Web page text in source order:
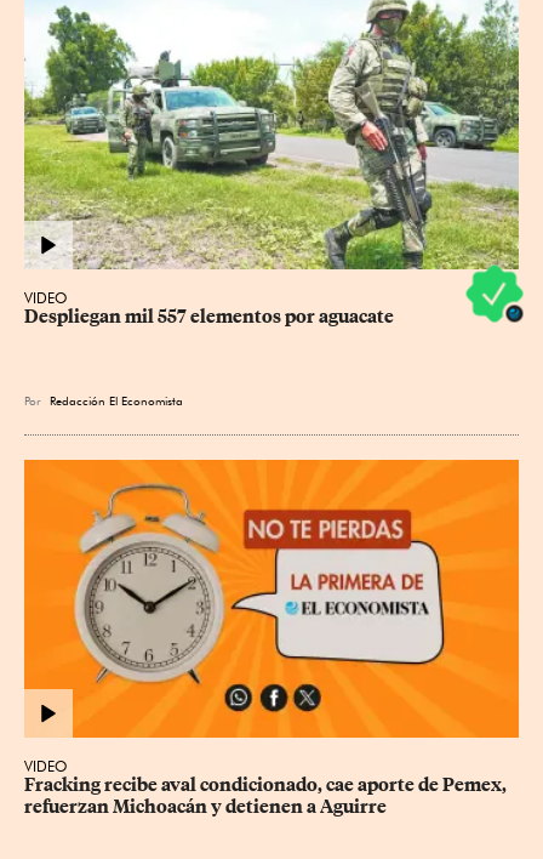
VIDEO
Despliegan mil 557 elementos por aguacate
Por Redacción El Economista
VIDEO
Fracking recibe aval condicionado, cae aporte de Pemex,
refuerzan Michoacán y detienen a Aguirre